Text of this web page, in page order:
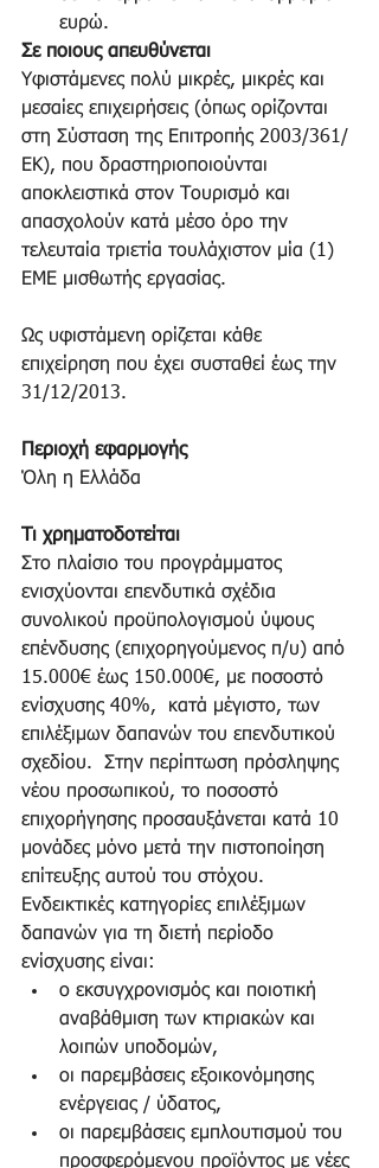
ευρώ.
Σε ποιους απευθύνεται
Υφιστάμενες πολύ μικρές, μικρές και
μεσαίες επιχειρήσεις (όπως ορίζονται
στη Σύσταση της Επιτροπής 2003/361/
ΕΚ), που δραστηριοποιούνται
αποκλειστικά στον Τουρισμό και
απασχολούν κατά μέσο όρο την
τελευταία τριετία τουλάχιστον μία (1)
ΕΜΕ μισθωτής εργασίας.
Ως υφιστάμενη ορίζεται κάθε
επιχείρηση που έχει συσταθεί έως την
31/12/2013.
Περιοχή εφαρμογής
Όλη η Ελλάδα
Τι χρηματοδοτείται
Στο πλαίσιο του προγράμματος
ενισχύονται επενδυτικά σχέδια
συνολικού προϋπολογισμού ύψους
επένδυσης (επιχορηγούμενος π/υ) από
15.000€ έως 150.000€, με ποσοστό
ενίσχυσης 40%,  κατά μέγιστο, των
επιλέξιμων δαπανών του επενδυτικού
σχεδίου.  Στην περίπτωση πρόσληψης
νέου προσωπικού, το ποσοστό
επιχορήγησης προσαυξάνεται κατά 10
μονάδες μόνο μετά την πιστοποίηση
επίτευξης αυτού του στόχου.
Ενδεικτικές κατηγορίες επιλέξιμων
δαπανών για τη διετή περίοδο
ενίσχυσης είναι:
ο εκσυγχρονισμός και ποιοτική
αναβάθμιση των κτιριακών και
λοιπών υποδομών,
οι παρεμβάσεις εξοικονόμησης
ενέργειας / ύδατος,
οι παρεμβάσεις εμπλουτισμού του
προσφερόμενου προϊόντος με νέες